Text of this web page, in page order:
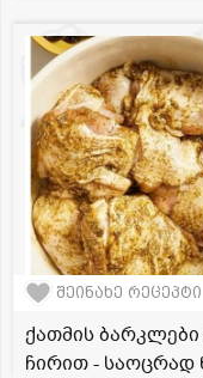
შეინახე რეცეპტი
ქათმის
ჩირით - საოცრად